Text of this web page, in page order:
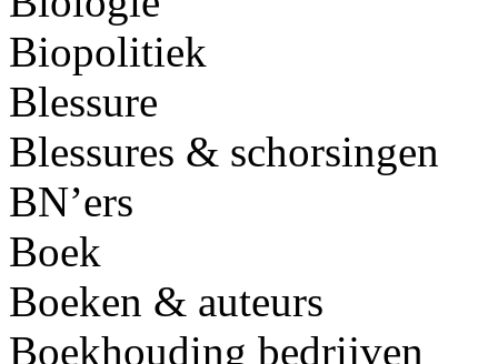
Biopolitiek
Blessure
Blessures & schorsingen
BN’ers
Boek
Boeken & auteurs
Boekhouding bedrijven